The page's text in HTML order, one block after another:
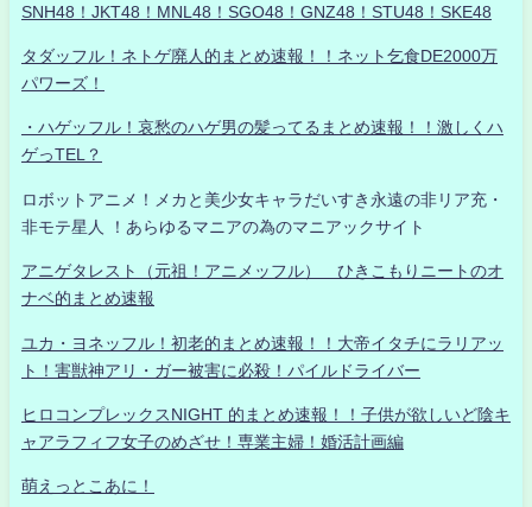
SNH48！JKT48！MNL48！SGO48！GNZ48！STU48！SKE48
タダッフル！ネトゲ廃人的まとめ速報！！ネット乞食DE2000万
パワーズ！
・ハゲッフル！哀愁のハゲ男の髪ってるまとめ速報！！激しくハ
ゲっTEL？
ロボットアニメ！メカと美少女キャラだいすき永遠の非リア充・
非モテ星人 ！あらゆるマニアの為のマニアックサイト
アニゲタレスト（元祖！アニメッフル） ひきこもりニートのオ
ナベ的まとめ速報
ユカ・ヨネッフル！初老的まとめ速報！！大帝イタチにラリアッ
ト！害獣神アリ・ガー被害に必殺！パイルドライバー
ヒロコンプレックスNIGHT 的まとめ速報！！子供が欲しいど陰キ
ャアラフィフ女子のめざせ！専業主婦！婚活計画編
萌えっとこあに！